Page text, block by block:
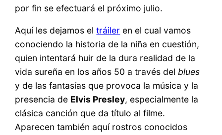
por fin se efectuará el próximo julio.
Aquí les dejamos eltráiler en el cual vamos
conociendo la historia de la niña en cuestión,
quien intentará huir de la dura realidad de la
vida sureña en los años 50 a través del blues
y de las fantasías que provoca la música y la
presencia de Elvis Presley, especialmente la
clásica canción que da título al filme.
Aparecen también aquí rostros conocidos